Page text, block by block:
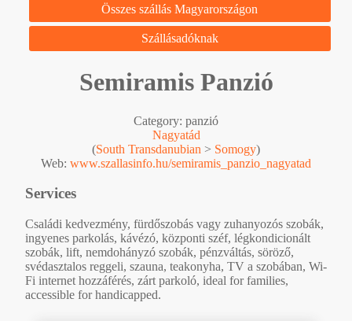
Összes szállás Magyarországon
Szállásadóknak
Semiramis Panzió
Category: panzió
Nagyatád
(South Transdanubian > Somogy)
Web: www.szallasinfo.hu/semiramis_panzio_nagyatad
Services
Családi kedvezmény, fürdőszobás vagy zuhanyozós szobák,
ingyenes parkolás, kávézó, központi széf, légkondicionált
szobák, lift, nemdohányzó szobák, pénzváltás, söröző,
svédasztalos reggeli, szauna, teakonyha, TV a szobában, Wi-
Fi internet hozzáférés, zárt parkoló, ideal for families,
accessible for handicapped.